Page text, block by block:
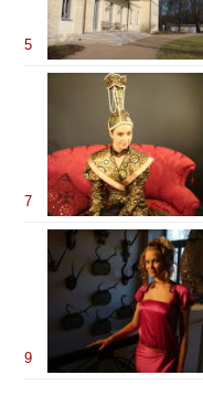
5
7
9